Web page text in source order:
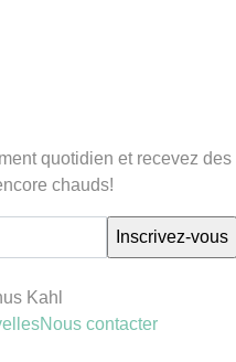
quotidien et recevez des
chauds!
Kahl
Nous contacter